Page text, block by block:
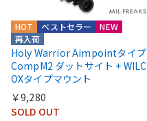
HOT
NEW
再入荷
ベストセラー
Holy Warrior Aimpointタイプ
CompM2 ダットサイト + WILC
OXタイプマウント
￥9,280
SOLD OUT